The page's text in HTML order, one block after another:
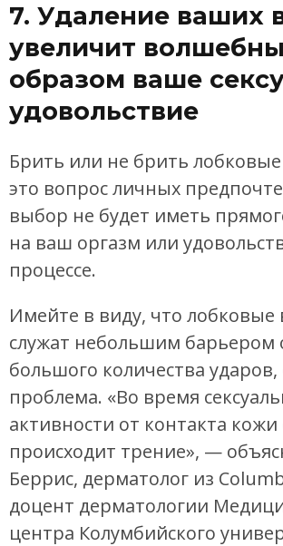
7. Удаление ваших
увеличит
образом ваше
удовольствие
Брить или не брить
это вопрос личных
выбор не будет иметь
на ваш оргазм или
процессе.
Имейте в виду, что лобковые
служат небольшим барьером
большого количества ударов,
проблема. «Во время
активности от контакта кожи
происходит трение», —
Беррис, дерматолог из
доцент дерматологии
центра Колумбийского